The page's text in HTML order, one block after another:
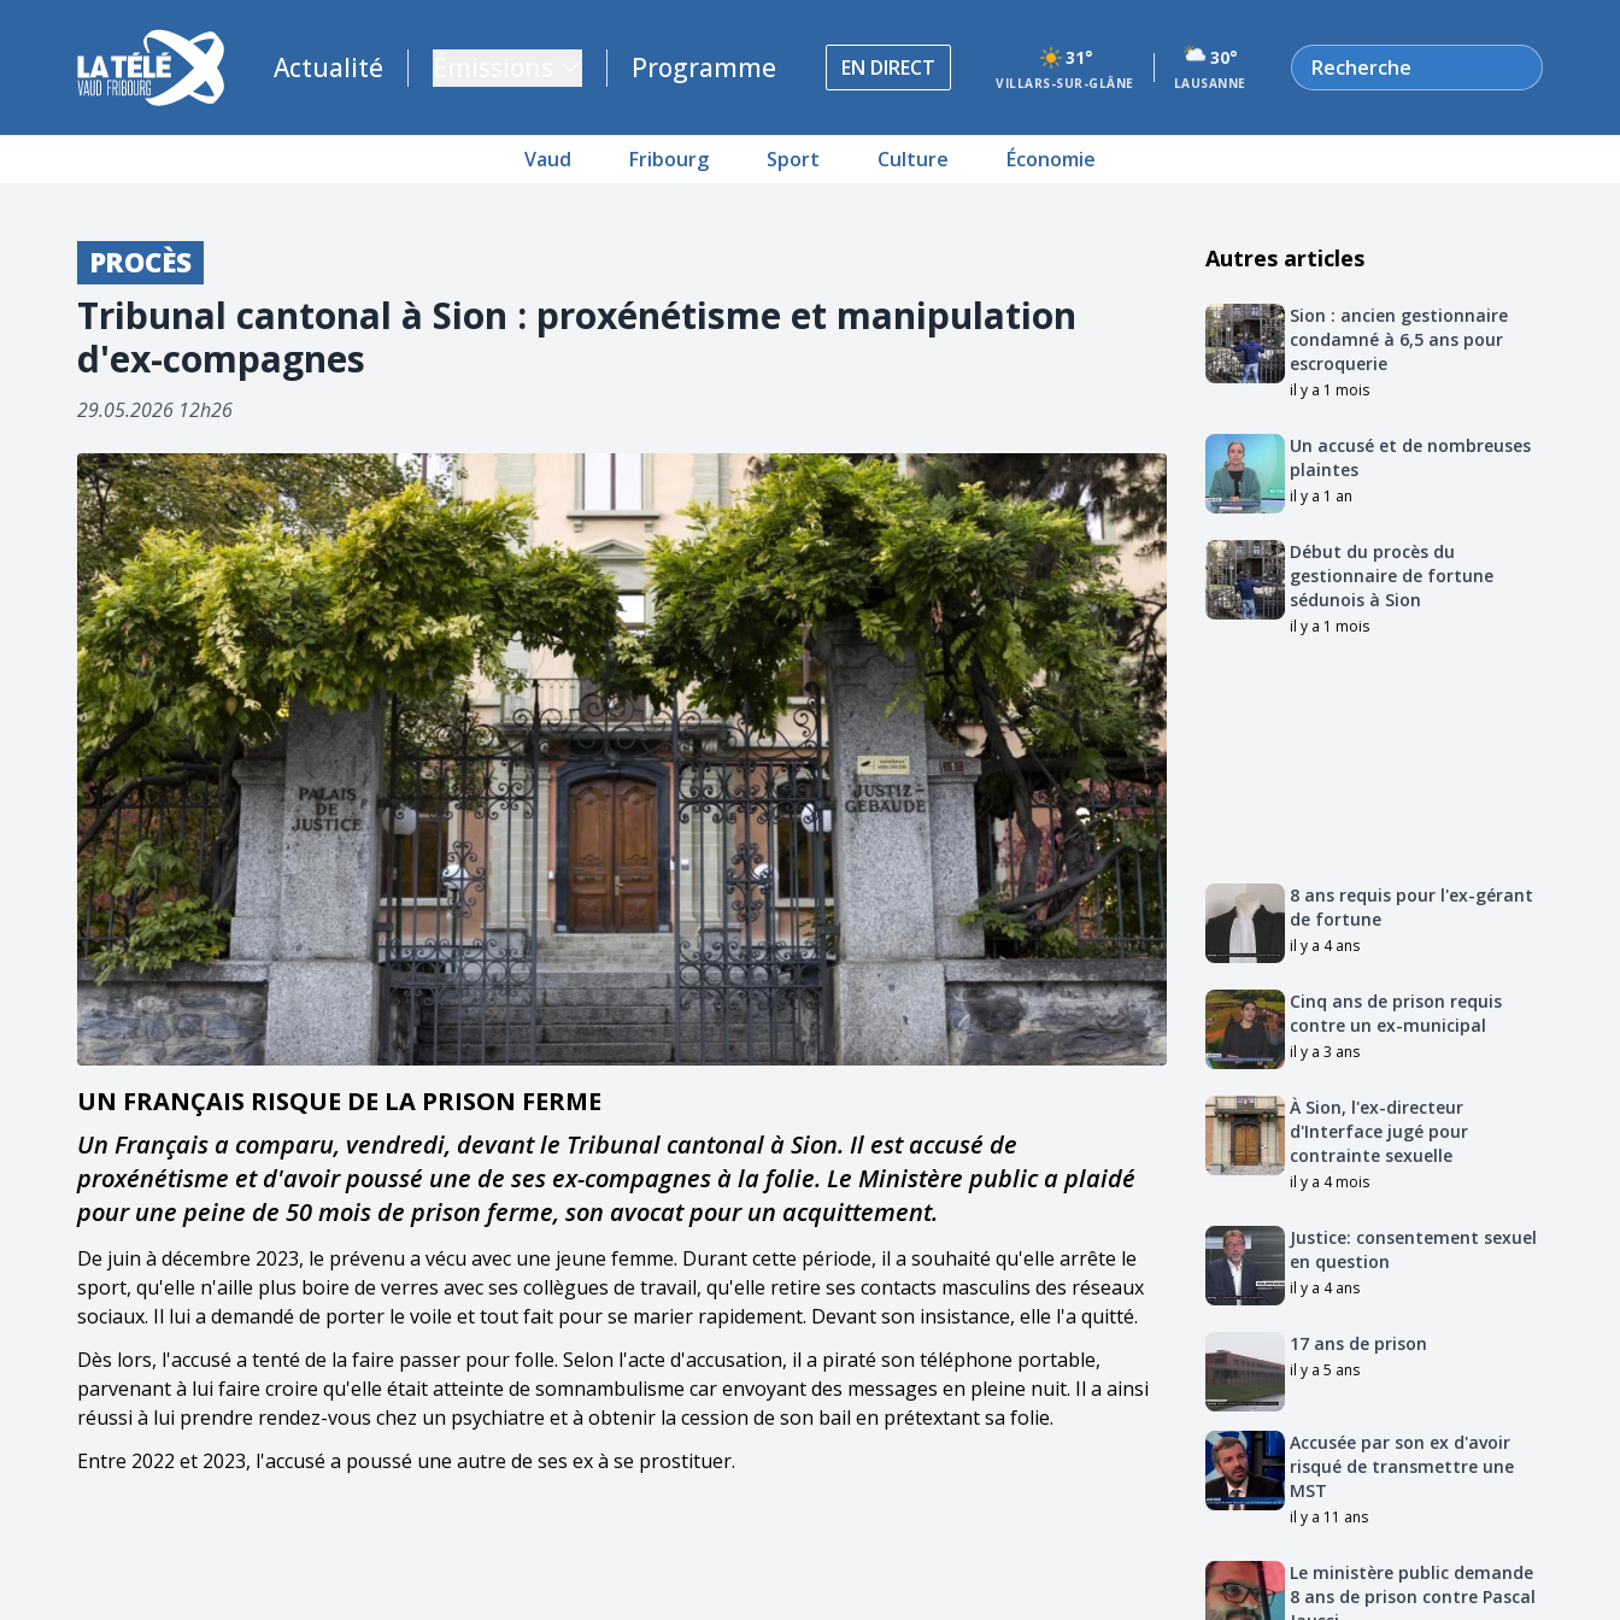
La Télé - Télévision régionale Vaud et Fribourg
Actualité Programme EN DIRECT 31°
VILLARS-SUR-GLÂNE
30°
LAUSANNE
Rechercher
Vaud Fribourg Sport Culture Économie
PROCÈS
Tribunal cantonal à Sion : proxénétisme et manipulation
d'ex-compagnes
29.05.2026 12h26
UN FRANÇAIS RISQUE DE LA PRISON FERME
Un Français a comparu, vendredi, devant le Tribunal cantonal à Sion. Il est accusé de
proxénétisme et d'avoir poussé une de ses ex-compagnes à la folie. Le Ministère public a plaidé
pour une peine de 50 mois de prison ferme, son avocat pour un acquittement.
De juin à décembre 2023, le prévenu a vécu avec une jeune femme. Durant cette période, il a souhaité qu'elle arrête le
sport, qu'elle n'aille plus boire de verres avec ses collègues de travail, qu'elle retire ses contacts masculins des réseaux
sociaux. Il lui a demandé de porter le voile et tout fait pour se marier rapidement. Devant son insistance, elle l'a quitté.
Dès lors, l'accusé a tenté de la faire passer pour folle. Selon l'acte d'accusation, il a piraté son téléphone portable,
parvenant à lui faire croire qu'elle était atteinte de somnambulisme car envoyant des messages en pleine nuit. Il a ainsi
réussi à lui prendre rendez-vous chez un psychiatre et à obtenir la cession de son bail en prétextant sa folie.
Entre 2022 et 2023, l'accusé a poussé une autre de ses ex à se prostituer.
Autres articles
Sion : ancien gestionnaire
condamné à 6,5 ans pour
escroquerie
il y a 1 mois
Un accusé et de nombreuses
plaintes
il y a 1 an
Début du procès du
gestionnaire de fortune
sédunois à Sion
il y a 1 mois
8 ans requis pour l'ex-gérant
de fortune
il y a 4 ans
Cinq ans de prison requis
contre un ex-municipal
il y a 3 ans
À Sion, l'ex-directeur
d'Interface jugé pour
contrainte sexuelle
il y a 4 mois
Justice: consentement sexuel
en question
il y a 4 ans
17 ans de prison
il y a 5 ans
Accusée par son ex d'avoir
risqué de transmettre une
MST
il y a 11 ans
Le ministère public demande
8 ans de prison contre Pascal